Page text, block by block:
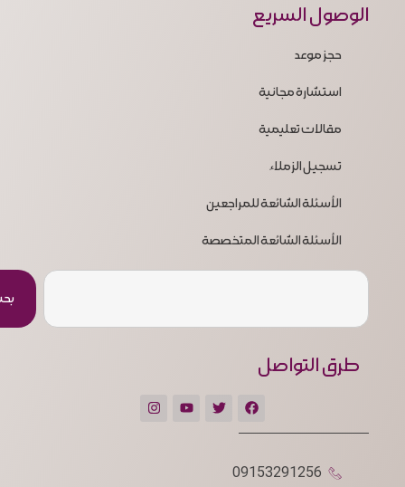
الوصول السريع
حجز موعد
استشارة مجانية
مقالات تعليمية
تسجيل الزملاء
الأسئلة الشائعة للمراجعين
الأسئلة الشائعة المتخصصة
طرق التواصل
09153291256